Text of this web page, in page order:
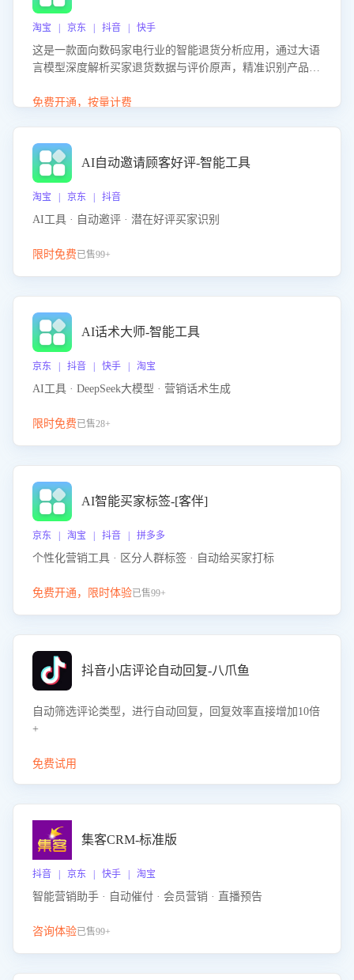
淘宝 | 京东 | 抖音 | 快手
这是一款面向数码家电行业的智能退货分析应用，通过大语
言模型深度解析买家退货数据与评价原声，精准识别产品质
改进建议，通过挖掘用户痛点驱动产品迭代，从根本上降低
免费开通，按量计费
AI自动邀请顾客好评-智能工具
淘宝 | 京东 | 抖音
AI工具 · 自动邀评 · 潜在好评买家识别
限时免费已售99+
AI话术大师-智能工具
京东 | 抖音 | 快手 | 淘宝
AI工具 · DeepSeek大模型 · 营销话术生成
限时免费已售28+
AI智能买家标签-[客伴]
京东 | 淘宝 | 抖音 | 拼多多
个性化营销工具 · 区分人群标签 · 自动给买家打标
免费开通，限时体验已售99+
抖音小店评论自动回复-八爪鱼
自动筛选评论类型，进行自动回复，回复效率直接增加10倍
+
免费试用
集客CRM-标准版
抖音 | 京东 | 快手 | 淘宝
智能营销助手 · 自动催付 · 会员营销 · 直播预告
咨询体验已售99+